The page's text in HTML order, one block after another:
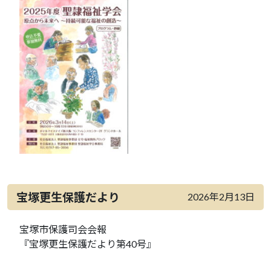
宝塚更生保護だより 2026年2月13日
宝塚市保護司会会報
『宝塚更生保護だより第40号』